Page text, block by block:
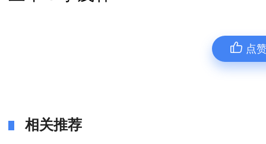
点
相关推荐